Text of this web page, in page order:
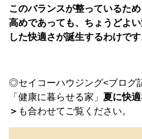
このバランスが整っているた
高めであっても、ちょうどよ
した快適さが誕生するわけです
◎セイコーハウジング<ブログ
「健康に暮らせる家」 夏に快
＞ も合わせてご覧ください。